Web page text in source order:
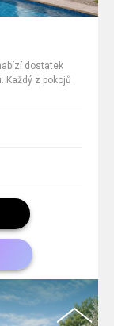
dostatek
Každý z pokojů